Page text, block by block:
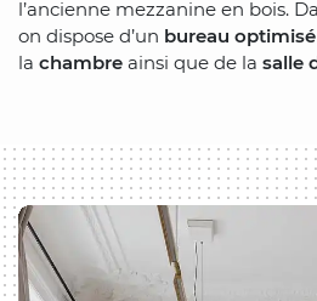
l’ancienne mezzanine en bois.
on dispose d’un bureau optimisé
la chambre ainsi que de la salle